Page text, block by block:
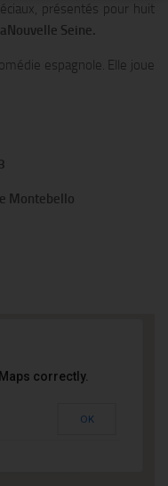
présentés pour huit
Seine.
espagnole. Elle joue
Montebello
sur
correctly.
OK